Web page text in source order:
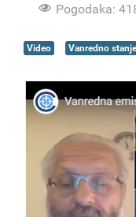
Pogodaka:
Video Vanredno stanje